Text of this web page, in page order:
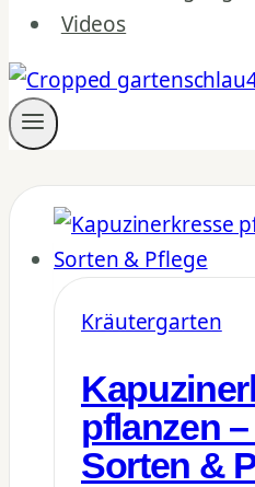
Videos
Kräutergarten
pflanzen
Sorten &